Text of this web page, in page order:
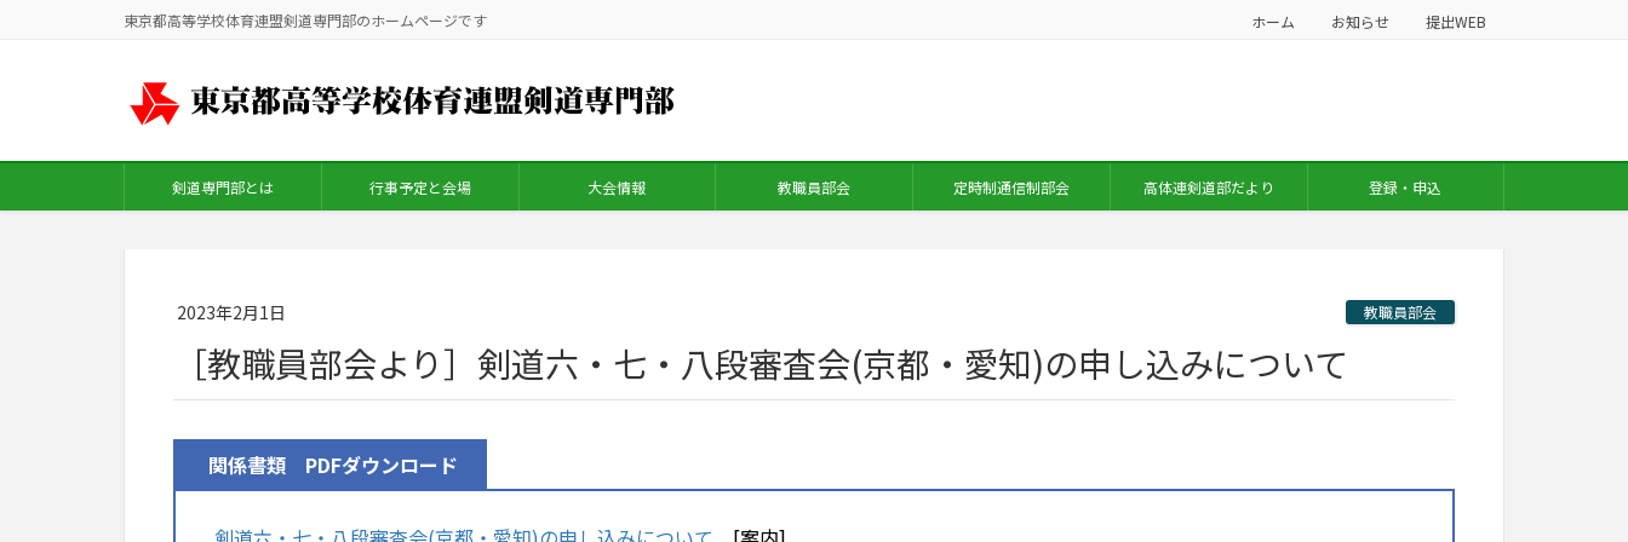
東京都高等学校体育連盟剣道専門部のホームページです ホーム お知らせ 提出WEB
剣道専門部とは 行事予定と会場 大会情報 教職員部会 定時制通信制部会 高体連剣道部だより 登録・申込
2023年2月1日 教職員部会
［教職員部会より］剣道六・七・八段審査会(京都・愛知)の申し込みについて
関係書類 PDFダウンロード